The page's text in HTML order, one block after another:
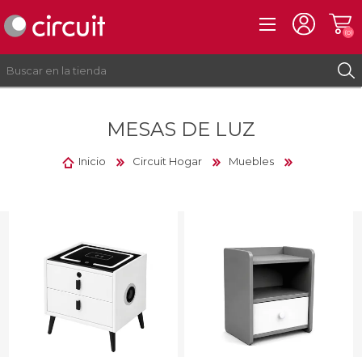
INICIAR SESIÓN
(0)
MESAS DE LUZ
Inicio Circuit Hogar Muebles